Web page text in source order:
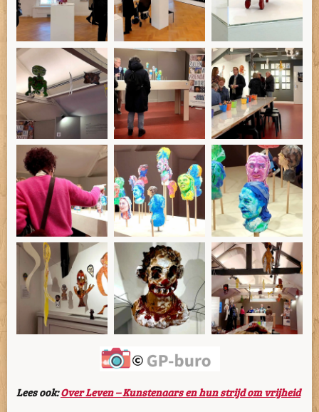
Lees ook:Over Leven – Kunstenaars en hun strijd om vrijheid